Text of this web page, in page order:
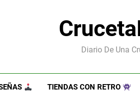
Diario De Una
TIENDAS CON RETRO